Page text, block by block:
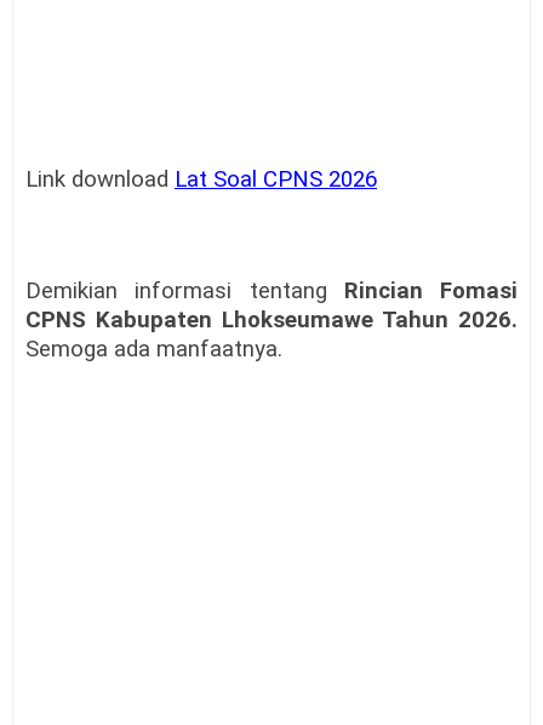
Link download Lat Soal CPNS 2026
Demikian informasi tentang Rincian Fomasi
CPNS Kabupaten Lhokseumawe Tahun 2026.
Semoga ada manfaatnya.